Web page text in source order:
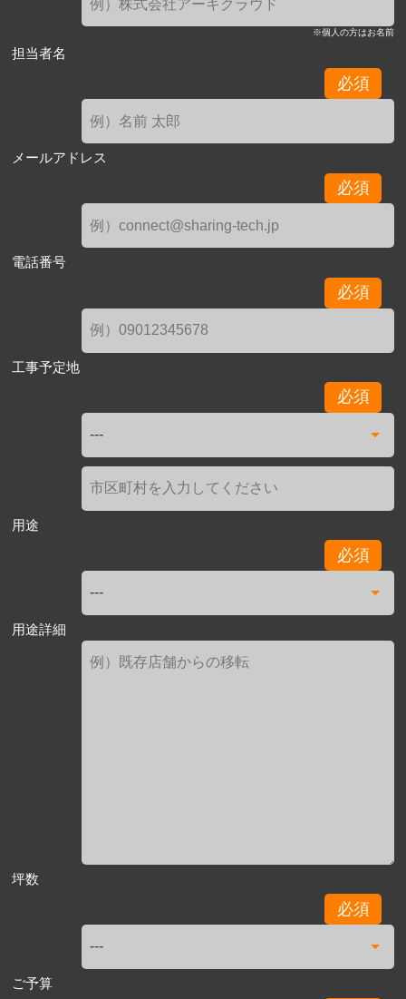
※個人の方はお名前
担当者名
必須
メールアドレス
必須
電話番号
必須
工事予定地
必須
用途
必須
用途詳細
坪数
必須
ご予算